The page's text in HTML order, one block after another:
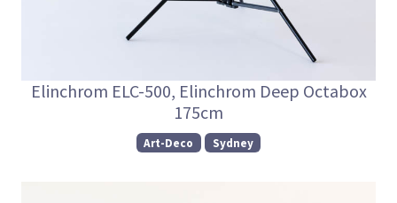
Elinchrom ELC-500, Elinchrom Deep Octabox
175cm
Art-Deco Sydney